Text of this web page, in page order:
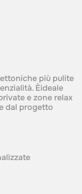
più pulite
Èideale
e zone relax
dal progetto